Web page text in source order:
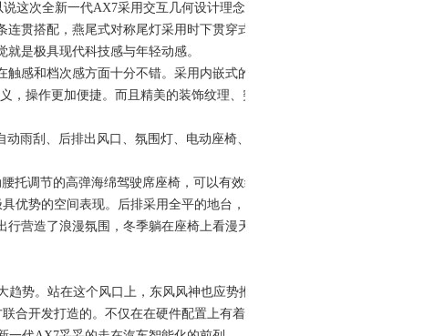
这次全新一代AX7采用交互几何设计理念的
贯搭配，燕尾式对称尾灯采用时下贯穿式设
是极具现代科技感与年轻动感。
感和档次感方面十分不错。采用内嵌式的
，操作更加便捷。而且精美的装饰纹理、突
雨刮、后排出风口、氛围灯、电动座椅、座
调节的高弹海绵驾驶席座椅，可以有效缓
优势的空间表现。后排采用全平的地台，令
营造了浪漫氛围，冬季躺在座椅上看漫天雪
势。站在这个风口上，东风风神也应势推
合开发打造的。不仅在在硬件配置上有着得